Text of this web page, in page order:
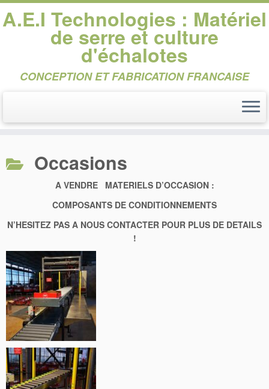
contenu
A.E.I Technologies : Matériel
de serre et culture
d'échalotes
CONCEPTION ET FABRICATION FRANCAISE
Occasions
A VENDRE MATERIELS D’OCCASION :
COMPOSANTS DE CONDITIONNEMENTS
N’HESITEZ PAS A NOUS CONTACTER POUR PLUS DE DETAILS
!